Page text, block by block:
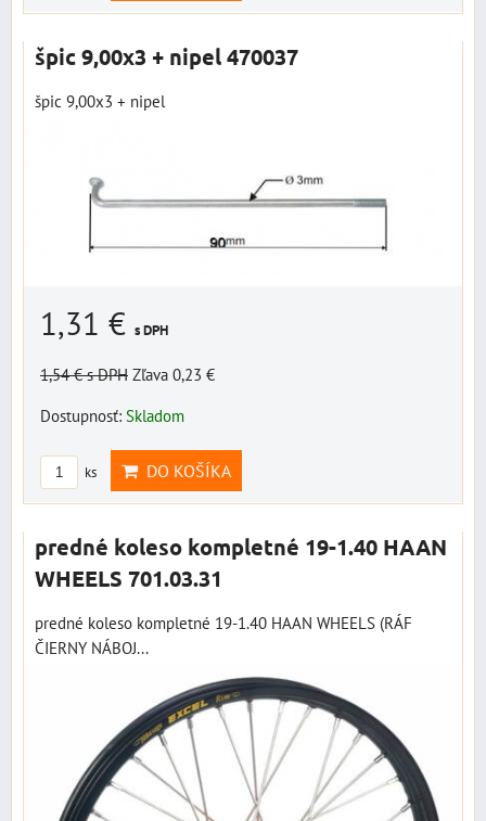
špic 9,00x3 + nipel 470037
špic 9,00x3 + nipel
1,31 € s DPH
1,54 €s DPH Zľava 0,23 €
Dostupnosť: Skladom
ks DO KOŠÍKA
predné koleso kompletné 19-1.40 HAAN
WHEELS 701.03.31
predné koleso kompletné 19-1.40 HAAN WHEELS (RÁF
ČIERNY NÁBOJ...